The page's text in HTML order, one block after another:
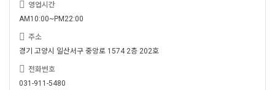
영업시간
AM10:00~PM22:00
주소
경기 고양시 일산서구 중앙로 1574 2층 202호
전화번호
031-911-5480